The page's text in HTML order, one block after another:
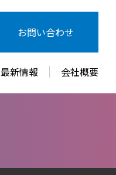
お問い合わせ
最新情報 会社概要